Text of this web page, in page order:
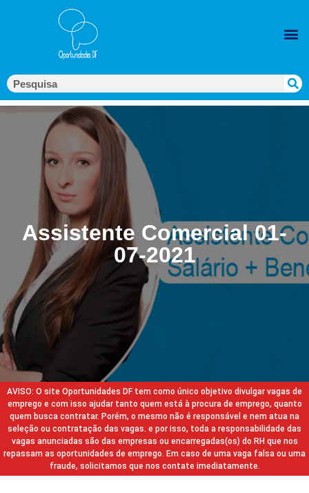
Assistente Comercial 01-
07-2021
AVISO: O site Oportunidades DF tem como único objetivo divulgar vagas de
emprego e com isso ajudar tanto quem está à procura de emprego, quanto
quem busca contratar. Porém, o mesmo não é responsável e nem atua na
seleção ou contratação das vagas. e por isso, toda a responsabilidade das
vagas anunciadas são das empresas ou encarregadas(os) do RH que nos
repassam as oportunidades de emprego. Em caso de uma vaga falsa ou uma
fraude, solicitamos que nos contate imediatamente.